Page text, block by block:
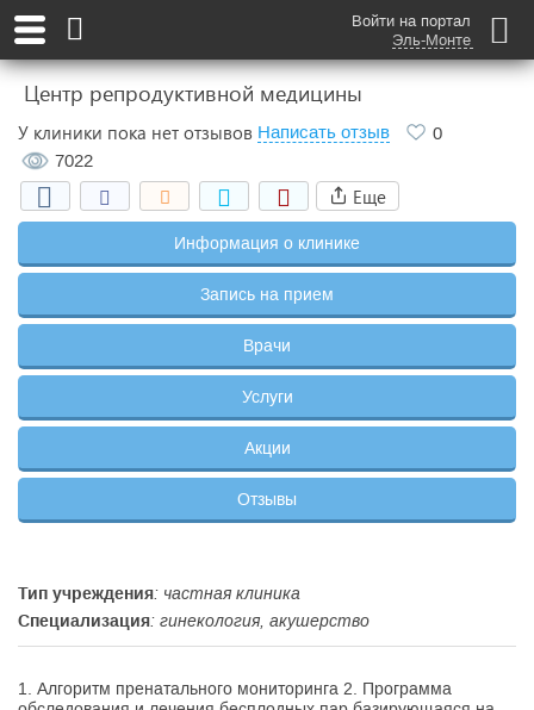
Войти на портал
Эль-Монте
Центр репродуктивной медицины
У клиники пока нет отзывов Написать отзыв
0
7022
Еще
Информация о клинике
Запись на прием
Врачи
Услуги
Акции
Отзывы
Тип учреждения: частная клиника
Специализация: гинекология, акушерство
1. Алгоритм пренатального мониторинга 2. Программа